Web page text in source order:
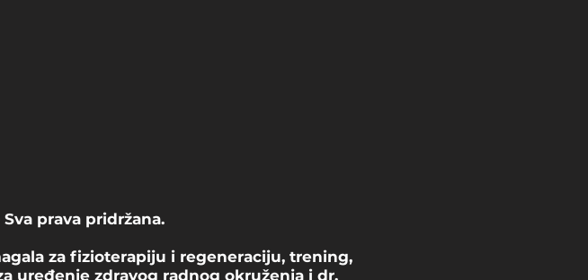
Sva prava pridržana.
za fizioterapiju i regeneraciju, trening,
uređenje zdravog radnog okruženja i dr.